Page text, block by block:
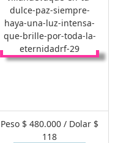
Peso $ 480.000 / Dolar $
118